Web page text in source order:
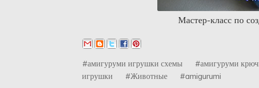
Мастер-класс по
#амигуруми игрушки схемы #амигуруми
игрушки
#Животные #amigurumi